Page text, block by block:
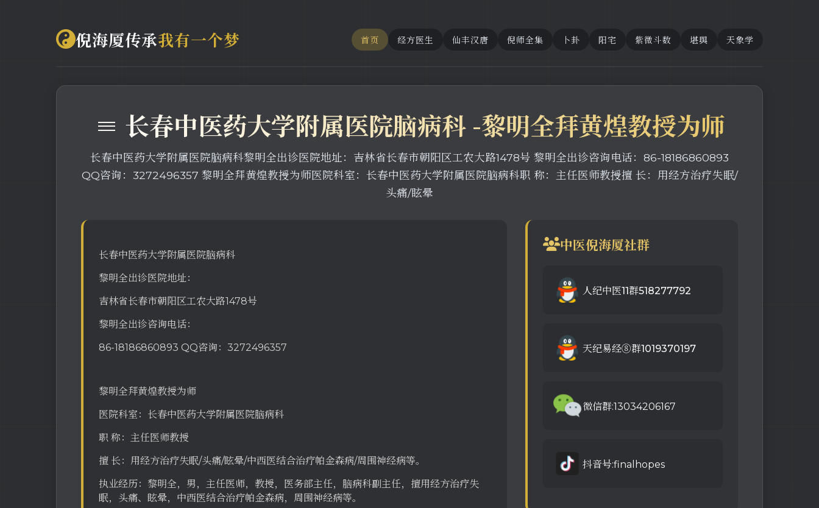
倪海厦传承我有一个梦 首页 经方医生 仙丰汉唐 倪师全集 卜卦 阳宅 紫微斗数 堪舆 天象学
≡ 长春中医药大学附属医院脑病科 -黎明全拜黄煌教授为师
长春中医药大学附属医院脑病科黎明全出诊医院地址：吉林省长春市朝阳区工农大路1478号 黎明全出诊咨询电话：86-18186860893
QQ咨询：3272496357 黎明全拜黄煌教授为师医院科室：长春中医药大学附属医院脑病科职 称：主任医师教授擅 长：用经方治疗失眠/
头痛/眩晕
长春中医药大学附属医院脑病科
黎明全出诊医院地址：
吉林省长春市朝阳区工农大路1478号
黎明全出诊咨询电话：
86-18186860893 QQ咨询：3272496357
黎明全拜黄煌教授为师
医院科室：长春中医药大学附属医院脑病科
职 称：主任医师教授
擅 长：用经方治疗失眠/头痛/眩晕/中西医结合治疗帕金森病/周围神经病等。
执业经历：黎明全，男，主任医师，教授，医务部主任，脑病科副主任，擅用经方治疗失
眠，头痛、眩晕，中西医结合治疗帕金森病，周围神经病等。
中医倪海厦社群
人纪中医11群518277792
天纪易经⑧群1019370197
微信群:13034206167
抖音号:finalhopes